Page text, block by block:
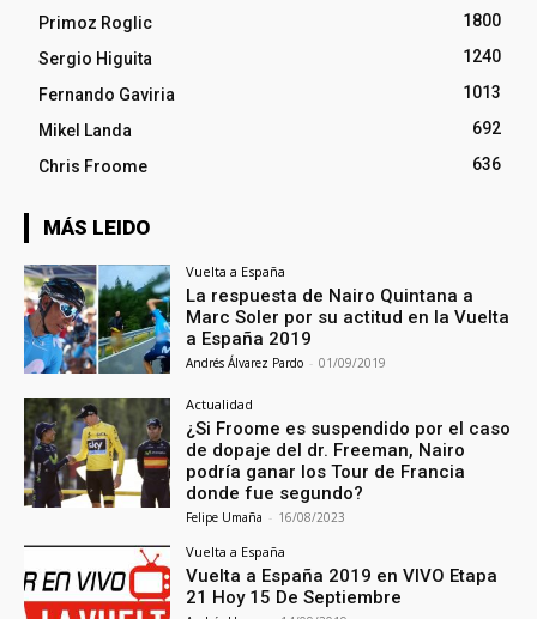
Primoz Roglic
1800
Sergio Higuita
1240
Fernando Gaviria
1013
Mikel Landa
692
Chris Froome
636
MÁS LEIDO
Vuelta a España
La respuesta de Nairo Quintana a
Marc Soler por su actitud en la Vuelta
a España 2019
Andrés Álvarez Pardo - 01/09/2019
Actualidad
¿Si Froome es suspendido por el caso
de dopaje del dr. Freeman, Nairo
podría ganar los Tour de Francia
donde fue segundo?
Felipe Umaña - 16/08/2023
Vuelta a España
Vuelta a España 2019 en VIVO Etapa
21 Hoy 15 De Septiembre